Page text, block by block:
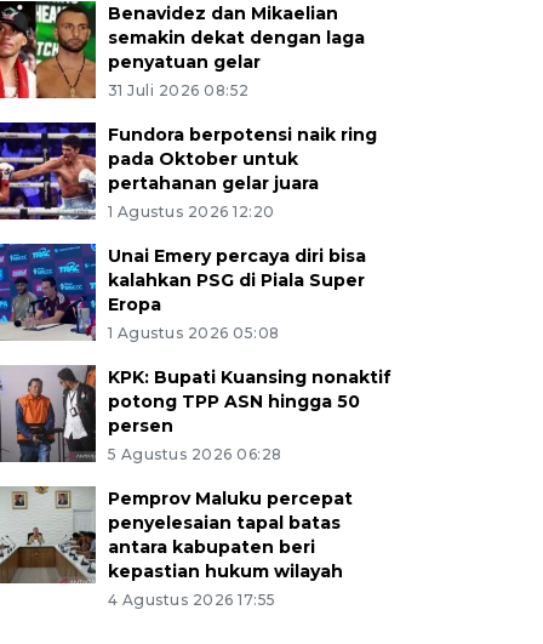
Benavidez dan Mikaelian
semakin dekat dengan laga
penyatuan gelar
31 Juli 2026 08:52
Fundora berpotensi naik ring
pada Oktober untuk
pertahanan gelar juara
1 Agustus 2026 12:20
Unai Emery percaya diri bisa
kalahkan PSG di Piala Super
Eropa
1 Agustus 2026 05:08
KPK: Bupati Kuansing nonaktif
potong TPP ASN hingga 50
persen
5 Agustus 2026 06:28
Pemprov Maluku percepat
penyelesaian tapal batas
antara kabupaten beri
kepastian hukum wilayah
4 Agustus 2026 17:55